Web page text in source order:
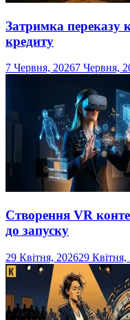
Затримка переказу
кредиту
7 Червня, 20267 Червня,
Створення VR
до запуску
29 Квітня, 202629 Квітня,